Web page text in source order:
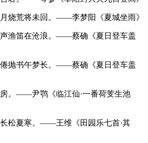
烧荒将未回。——李梦阳《夏城坐雨》
渔笛在沧浪。——蔡确《夏日登车盖
抛书午梦长。——蔡确《夏日登车盖
。——尹鹗《临江仙·一番荷芰生池
松夏寒。——王维《田园乐七首·其